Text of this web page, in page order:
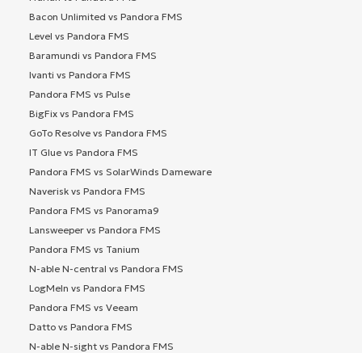
Bacon Unlimited vs Pandora FMS
Level vs Pandora FMS
Baramundi vs Pandora FMS
Ivanti vs Pandora FMS
Pandora FMS vs Pulse
BigFix vs Pandora FMS
GoTo Resolve vs Pandora FMS
IT Glue vs Pandora FMS
Pandora FMS vs SolarWinds Dameware
Naverisk vs Pandora FMS
Pandora FMS vs Panorama9
Lansweeper vs Pandora FMS
Pandora FMS vs Tanium
N-able N-central vs Pandora FMS
LogMeIn vs Pandora FMS
Pandora FMS vs Veeam
Datto vs Pandora FMS
N-able N-sight vs Pandora FMS